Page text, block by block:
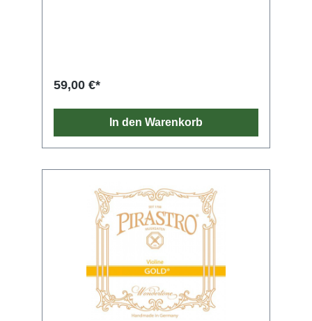
59,00 €*
In den Warenkorb